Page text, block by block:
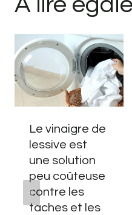
Le vinaigre de
lessive est
une solution
peu coûteuse
contre les
taches et les